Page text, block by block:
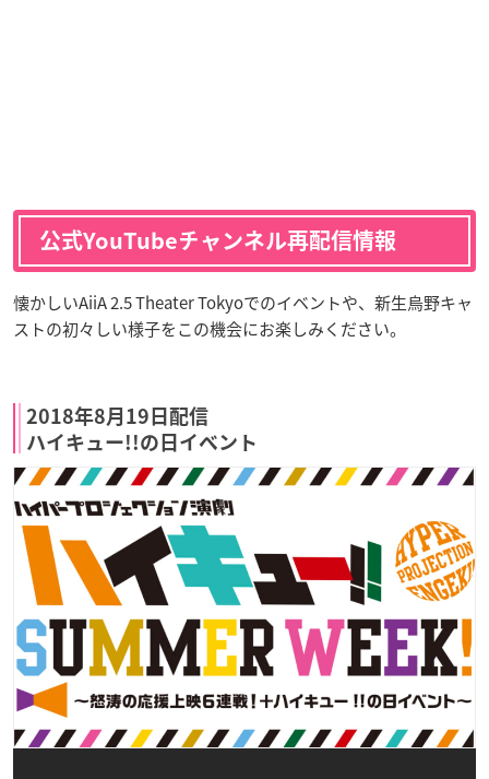
公式YouTubeチャンネル再配信情報
懐かしいAiiA 2.5 Theater Tokyoでのイベントや、新生烏野キャ
ストの初々しい様子をこの機会にお楽しみください。
2018年8月19日配信
ハイキュー!!の日イベント